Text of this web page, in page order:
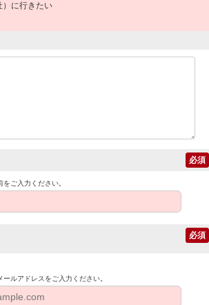
）に行きたい
必須
ご入力ください。
必須
ルアドレスをご入力ください。